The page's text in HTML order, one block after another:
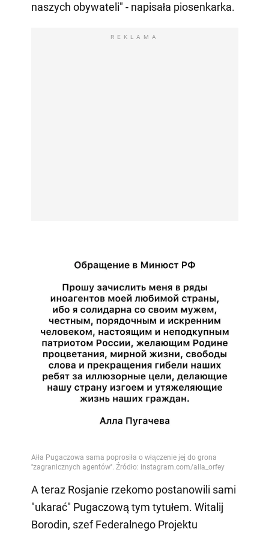
naszych obywateli" - napisała piosenkarka.
REKLAMA
A teraz Rosjanie rzekomo postanowili sami
"ukarać" Pugaczową tym tytułem. Witalij
Borodin, szef Federalnego Projektu